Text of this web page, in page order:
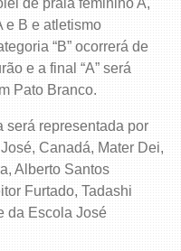
e B e atletismo
“B” ocorrerá de
e a final “A” será
Pato Branco.
será representada por
Canadá, Mater Dei,
Alberto Santos
Furtado, Tadashi
da Escola José